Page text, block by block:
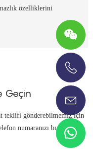
özelliklerini
Geçin
teklifi gönderebilmemiz için
numaranızı bırakmanız